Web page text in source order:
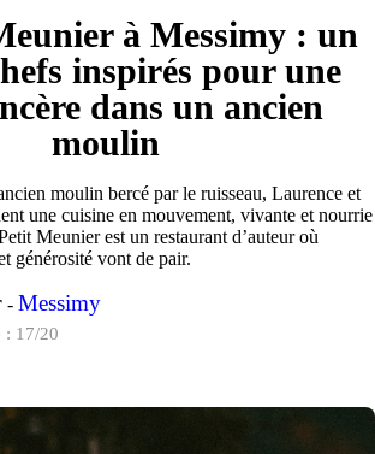
à Messimy : un
inspirés pour une
dans un ancien
moulin
moulin bercé par le ruisseau, Laurence et
une cuisine en mouvement, vivante et nourrie
Meunier est un restaurant d’auteur où
générosité vont de pair.
- Messimy
: 17/20